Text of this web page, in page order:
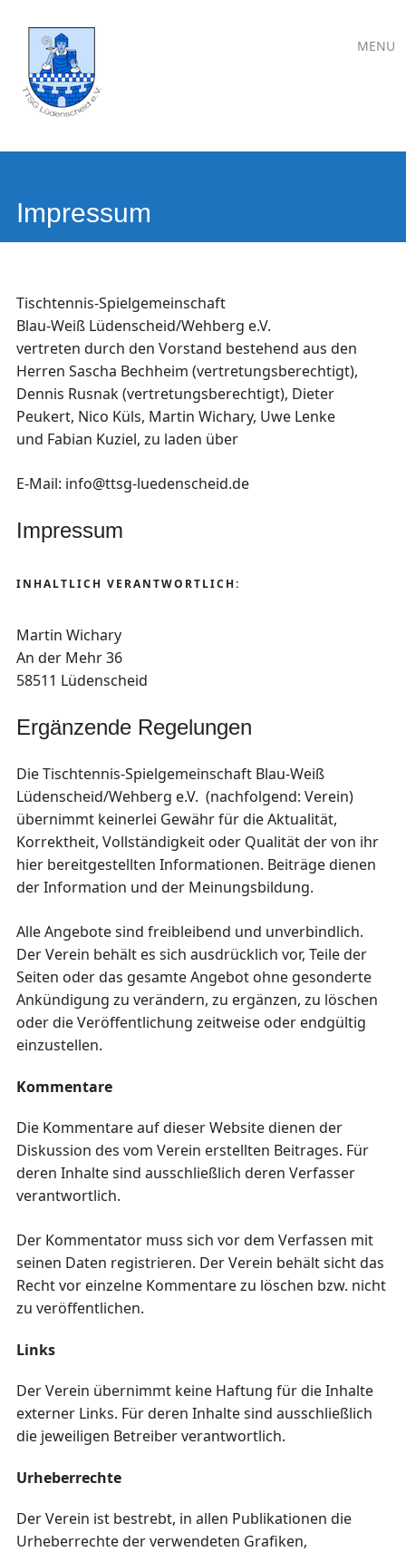
MENU
Impressum
Tischtennis-Spielgemeinschaft
Blau-Weiß Lüdenscheid/Wehberg e.V.
vertreten durch den Vorstand bestehend aus den
Herren Sascha Bechheim (vertretungsberechtigt),
Dennis Rusnak (vertretungsberechtigt), Dieter
Peukert, Nico Küls, Martin Wichary, Uwe Lenke
und Fabian Kuziel, zu laden über
E-Mail: info@ttsg-luedenscheid.de
Impressum
INHALTLICH VERANTWORTLICH:
Martin Wichary
An der Mehr 36
58511 Lüdenscheid
Ergänzende Regelungen
Die Tischtennis-Spielgemeinschaft Blau-Weiß
Lüdenscheid/Wehberg e.V. (nachfolgend: Verein)
übernimmt keinerlei Gewähr für die Aktualität,
Korrektheit, Vollständigkeit oder Qualität der von ihr
hier bereitgestellten Informationen. Beiträge dienen
der Information und der Meinungsbildung.
Alle Angebote sind freibleibend und unverbindlich.
Der Verein behält es sich ausdrücklich vor, Teile der
Seiten oder das gesamte Angebot ohne gesonderte
Ankündigung zu verändern, zu ergänzen, zu löschen
oder die Veröffentlichung zeitweise oder endgültig
einzustellen.
Kommentare
Die Kommentare auf dieser Website dienen der
Diskussion des vom Verein erstellten Beitrages. Für
deren Inhalte sind ausschließlich deren Verfasser
verantwortlich.
Der Kommentator muss sich vor dem Verfassen mit
seinen Daten registrieren. Der Verein behält sicht das
Recht vor einzelne Kommentare zu löschen bzw. nicht
zu veröffentlichen.
Links
Der Verein übernimmt keine Haftung für die Inhalte
externer Links. Für deren Inhalte sind ausschließlich
die jeweiligen Betreiber verantwortlich.
Urheberrechte
Der Verein ist bestrebt, in allen Publikationen die
Urheberrechte der verwendeten Grafiken,